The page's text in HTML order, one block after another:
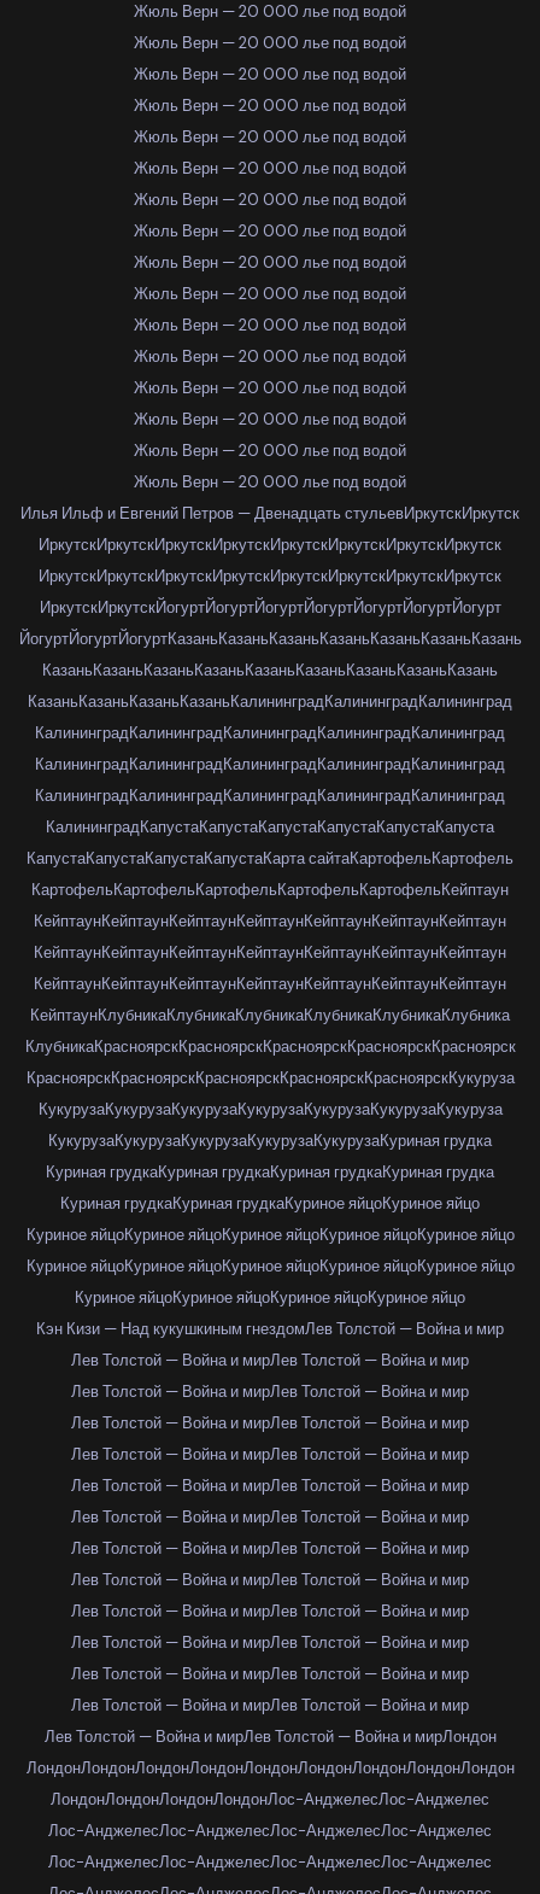
Жюль Верн — 20 000 лье под водой
Жюль Верн — 20 000 лье под водой
Жюль Верн — 20 000 лье под водой
Жюль Верн — 20 000 лье под водой
Жюль Верн — 20 000 лье под водой
Жюль Верн — 20 000 лье под водой
Жюль Верн — 20 000 лье под водой
Жюль Верн — 20 000 лье под водой
Жюль Верн — 20 000 лье под водой
Жюль Верн — 20 000 лье под водой
Жюль Верн — 20 000 лье под водой
Жюль Верн — 20 000 лье под водой
Жюль Верн — 20 000 лье под водой
Жюль Верн — 20 000 лье под водой
Жюль Верн — 20 000 лье под водой
Жюль Верн — 20 000 лье под водой
Илья Ильф и Евгений Петров — Двенадцать стульевИркутскИркутск
ИркутскИркутскИркутскИркутскИркутскИркутскИркутскИркутск
ИркутскИркутскИркутскИркутскИркутскИркутскИркутскИркутск
ИркутскИркутскЙогуртЙогуртЙогуртЙогуртЙогуртЙогуртЙогурт
ЙогуртЙогуртЙогуртКазаньКазаньКазаньКазаньКазаньКазаньКазань
КазаньКазаньКазаньКазаньКазаньКазаньКазаньКазаньКазань
КазаньКазаньКазаньКазаньКалининградКалининградКалининград
КалининградКалининградКалининградКалининградКалининград
КалининградКалининградКалининградКалининградКалининград
КалининградКалининградКалининградКалининградКалининград
КалининградКапустаКапустаКапустаКапустаКапустаКапуста
КапустаКапустаКапустаКапустаКарта сайтаКартофельКартофель
КартофельКартофельКартофельКартофельКартофельКейптаун
КейптаунКейптаунКейптаунКейптаунКейптаунКейптаунКейптаун
КейптаунКейптаунКейптаунКейптаунКейптаунКейптаунКейптаун
КейптаунКейптаунКейптаунКейптаунКейптаунКейптаунКейптаун
КейптаунКлубникаКлубникаКлубникаКлубникаКлубникаКлубника
КлубникаКрасноярскКрасноярскКрасноярскКрасноярскКрасноярск
КрасноярскКрасноярскКрасноярскКрасноярскКрасноярскКукуруза
КукурузаКукурузаКукурузаКукурузаКукурузаКукурузаКукуруза
КукурузаКукурузаКукурузаКукурузаКукурузаКуриная грудка
Куриная грудкаКуриная грудкаКуриная грудкаКуриная грудка
Куриная грудкаКуриная грудкаКуриное яйцоКуриное яйцо
Куриное яйцоКуриное яйцоКуриное яйцоКуриное яйцоКуриное яйцо
Куриное яйцоКуриное яйцоКуриное яйцоКуриное яйцоКуриное яйцо
Куриное яйцоКуриное яйцоКуриное яйцоКуриное яйцо
Кэн Кизи — Над кукушкиным гнездомЛев Толстой — Война и мир
Лев Толстой — Война и мирЛев Толстой — Война и мир
Лев Толстой — Война и мирЛев Толстой — Война и мир
Лев Толстой — Война и мирЛев Толстой — Война и мир
Лев Толстой — Война и мирЛев Толстой — Война и мир
Лев Толстой — Война и мирЛев Толстой — Война и мир
Лев Толстой — Война и мирЛев Толстой — Война и мир
Лев Толстой — Война и мирЛев Толстой — Война и мир
Лев Толстой — Война и мирЛев Толстой — Война и мир
Лев Толстой — Война и мирЛев Толстой — Война и мир
Лев Толстой — Война и мирЛев Толстой — Война и мир
Лев Толстой — Война и мирЛев Толстой — Война и мир
Лев Толстой — Война и мирЛев Толстой — Война и мир
Лев Толстой — Война и мирЛев Толстой — Война и мирЛондон
ЛондонЛондонЛондонЛондонЛондонЛондонЛондонЛондонЛондон
ЛондонЛондонЛондонЛондонЛос-АнджелесЛос-Анджелес
Лос-АнджелесЛос-АнджелесЛос-АнджелесЛос-Анджелес
Лос-АнджелесЛос-АнджелесЛос-АнджелесЛос-Анджелес